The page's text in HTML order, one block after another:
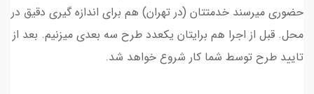
حضوری میرسند خدمتتان (در تهران) هم برای اندازه گیری دقیق در
محل. قبل از اجرا هم برایتان یکعدد طرح سه بعدی میزنیم. بعد از
تایید طرح توسط شما کار شروع خواهد شد.